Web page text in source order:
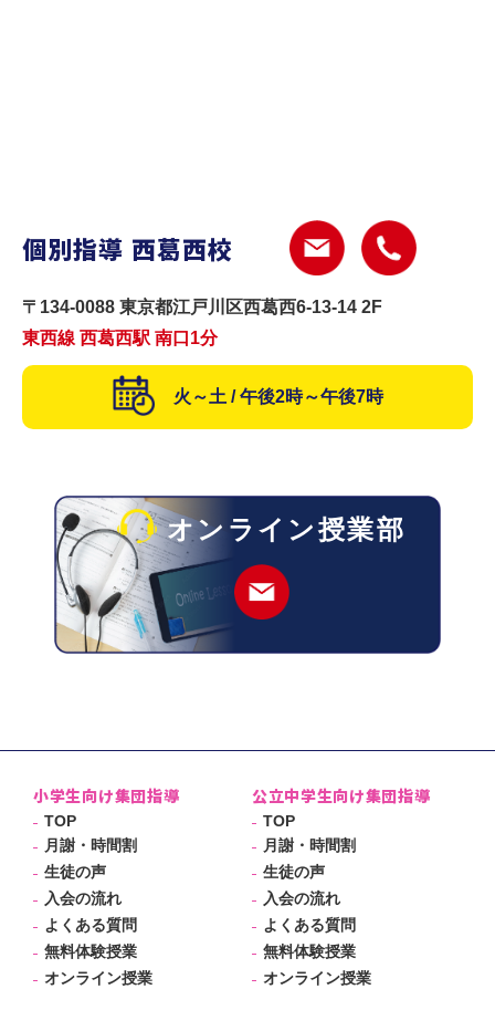
個別指導 西葛西校
〒134-0088 東京都江戸川区西葛西6-13-14 2F
東西線 西葛西駅 南口1分
火～土 / 午後2時～午後7時
オンライン授業部
小学生向け集団指導
TOP
月謝・時間割
生徒の声
入会の流れ
よくある質問
無料体験授業
オンライン授業
公立中学生向け集団指導
TOP
月謝・時間割
生徒の声
入会の流れ
よくある質問
無料体験授業
オンライン授業